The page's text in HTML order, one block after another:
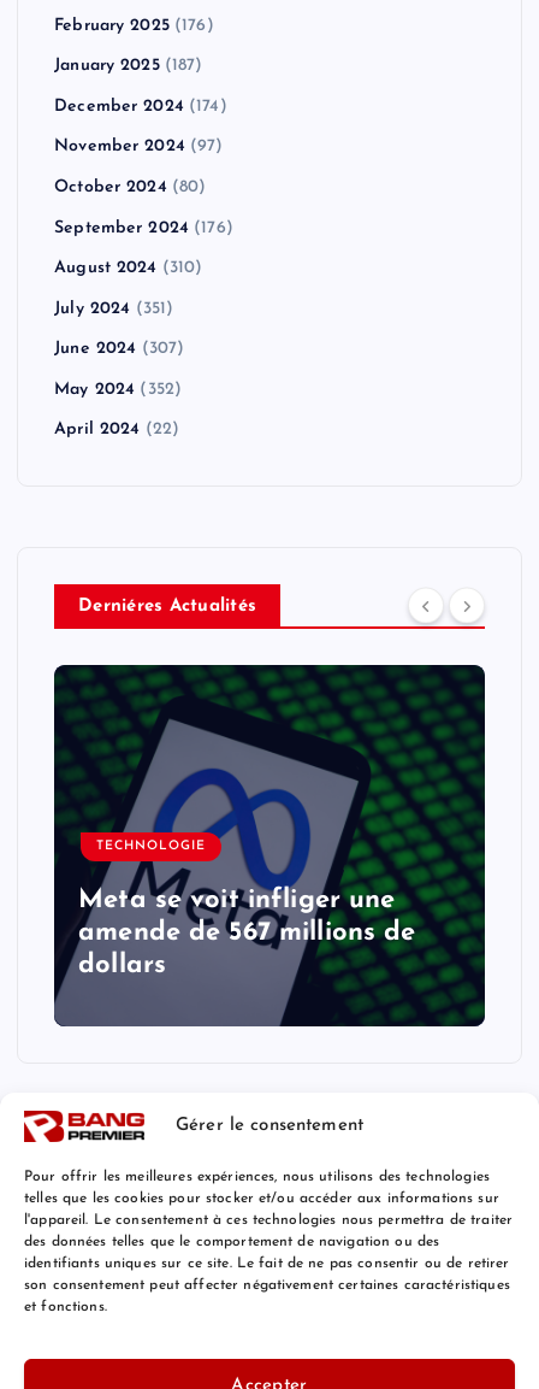
Gérer le consentement
Pour offrir les meilleures expériences, nous utilisons des technologies
telles que les cookies pour stocker et/ou accéder aux informations sur
l'appareil. Le consentement à ces technologies nous permettra de traiter
des données telles que le comportement de navigation ou des
identifiants uniques sur ce site. Le fait de ne pas consentir ou de retirer
son consentement peut affecter négativement certaines caractéristiques
et fonctions.
Accepter
February 2025(176)
January 2025(187)
December 2024 (174)
November 2024 (97)
October 2024 (80)
September 2024 (176)
August 2024 (310)
July 2024 (351)
June 2024 (307)
May 2024 (352)
April 2024 (22)
Derniéres Actualités
TECHNOLOGIE
Meta se voit infliger une
amende de 567 millions de
dollars
Mentions Légales